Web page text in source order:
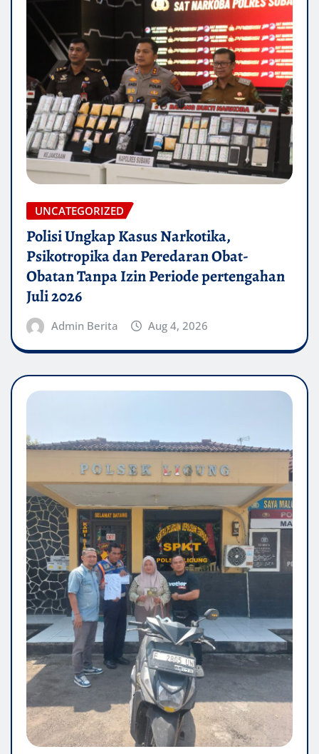
UNCATEGORIZED
Polisi Ungkap Kasus Narkotika,
Psikotropika dan Peredaran Obat-
Obatan Tanpa Izin Periode pertengahan
Juli 2026
Admin Berita Aug 4, 2026